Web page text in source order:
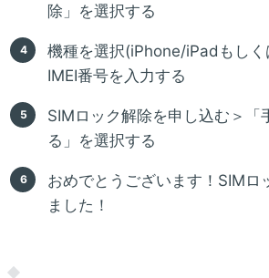
除」を選択する
機種を選択(iPhone/iPadもしく
IMEI番号を入力する
SIMロック解除を申し込む＞「
る」を選択する
おめでとうございます！SIMロ
ました！